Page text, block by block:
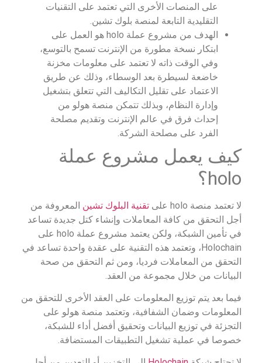
على المنصات الأخرى التي تعتمد على التقنيات
التقليدية التابعة لمنصة بلوك تشين.
الهدف من مشروع عملة holo هو العمل على
ابتكار نسخة مطورة من الإنترنت تسمح بالتوسع،
وفي الوقت ذاته لا تعتمد على معلومات مخزنة
خاضعة لسيطرة بعد الوسطاء، وذلك عن طريق
الاعتماد على تقليل التكاليف التي تتعلق بتشغيل
وإدارة النظام، وبذلك تتمكن منصة هولو من
إحداث فرق في عالم الإنترنت وتقديم مصلحة
الفرد على مصلحة الشركة.
كيف يعمل مشروع عملة
holo؟
لا تعتمد منصة holo على تقنية البلوك تشين المعروفة من
أجل التحقق من كافة المعاملات وإنشاء كتل جديدة تساعد
في تأمين الشبكة، ولكن يعتمد مشروع عملة holo على
Holochain، وتعتمد هذه التقنية على عقدة واحدة تساعد في
التحقق من المعاملات فرديا، ومن ثم التحقق من صحة
البيانات من خلال مجموعة من العقد.
فيما بعد يتم توزيع المعلومات على العقد الأخرى للتحقق من
المعلومات وضمان الشفافية، وتعتمد منصة هولو على
التجزئة في توزيع البيانات وتحقيق أفضل أداء للشبكة،
خصوصا في عملية تشغيل التطبيقات المستضافة.